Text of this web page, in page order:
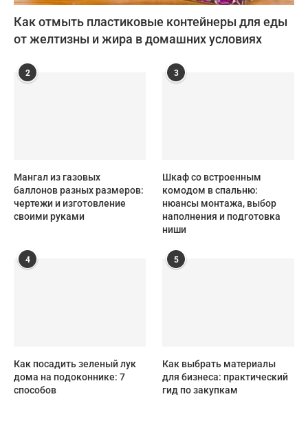
Как отмыть пластиковые контейнеры для еды
от желтизны и жира в домашних условиях
2
Мангал из газовых
баллонов разных размеров:
чертежи и изготовление
своими руками
3
Шкаф со встроенным
комодом в спальню:
нюансы монтажа, выбор
наполнения и подготовка
ниши
4
Как посадить зеленый лук
дома на подоконнике: 7
способов
5
Как выбрать материалы
для бизнеса: практический
гид по закупкам